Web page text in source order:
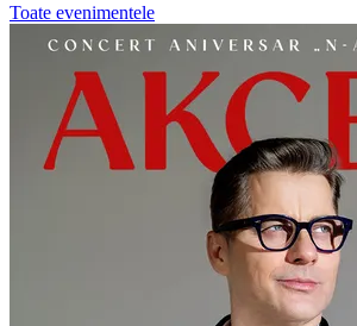
Toate evenimentele